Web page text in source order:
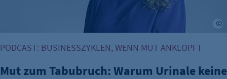
PODCAST: BUSINESSZYKLEN, WENN MUT ANKLOPFT
Mut zum Tabubruch: Warum Urinale keine